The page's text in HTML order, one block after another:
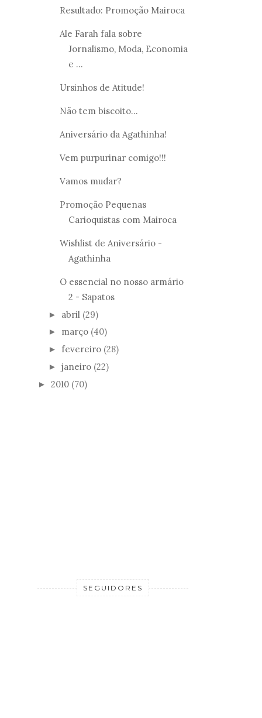
Resultado: Promoção Mairoca
Ale Farah fala sobre
Jornalismo, Moda, Economia
e ...
Ursinhos de Atitude!
Não tem biscoito...
Aniversário da Agathinha!
Vem purpurinar comigo!!!
Vamos mudar?
Promoção Pequenas
Carioquistas com Mairoca
Wishlist de Aniversário -
Agathinha
O essencial no nosso armário
2 - Sapatos
► abril (29)
► março (40)
► fevereiro (28)
► janeiro (22)
► 2010 (70)
SEGUIDORES